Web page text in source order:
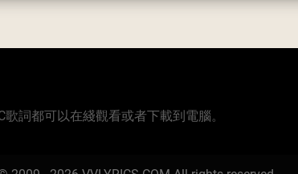
詞都可以在綫觀看或者下載到電腦。